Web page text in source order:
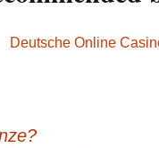
Deutsche Online